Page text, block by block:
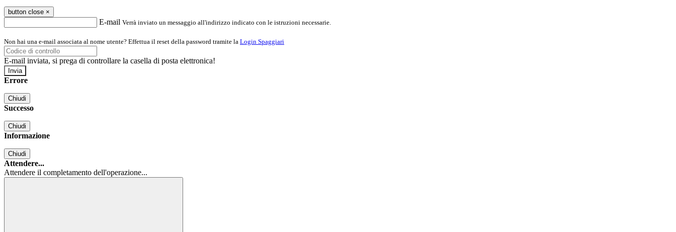
button close ×
E-mail Verrà inviato un messaggio all'indirizzo indicato con le istruzioni necessarie.
Non hai una e-mail associata al nome utente? Effettua il reset della password tramite la Login Spaggiari
E-mail inviata, si prega di controllare la casella di posta elettronica!
Errore
Chiudi
Successo
Chiudi
Informazione
Chiudi
Attendere...
Attendere il completamento dell'operazione...